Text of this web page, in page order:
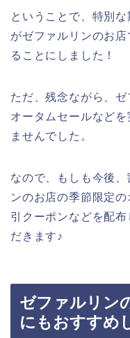
ということで、特別
がゼファルリンのお
ることにしました！
ただ、残念ながら、
オータムセールなど
ませんでした。
なので、もしも今後
ンのお店の季節限定
引クーポンなどを配
だきます♪
ゼファルリン
にもおすすめ